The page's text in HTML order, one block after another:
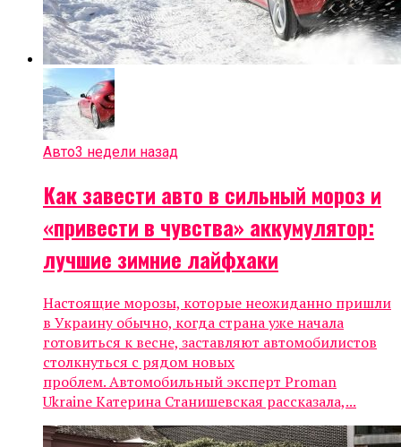
Авто3 недели назад
Как завести авто в сильный мороз и
«привести в чувства» аккумулятор:
лучшие зимние лайфхаки
Настоящие морозы, которые неожиданно пришли
в Украину обычно, когда страна уже начала
готовиться к весне, заставляют автомобилистов
столкнуться с рядом новых
проблем. Автомобильный эксперт Proman
Ukraine Катерина Станишевская рассказала,...